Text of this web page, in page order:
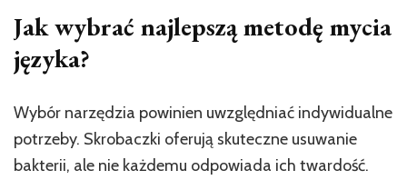
Jak wybrać najlepszą metodę mycia
języka?
Wybór narzędzia powinien uwzględniać indywidualne
potrzeby. Skrobaczki oferują skuteczne usuwanie
bakterii, ale nie każdemu odpowiada ich twardość.